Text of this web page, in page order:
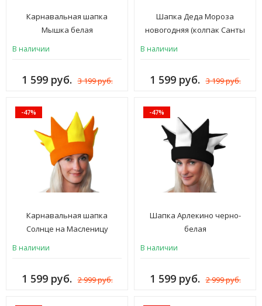
Карнавальная шапка
Мышка белая
В наличии
1 599 руб. 3 199 руб.
Шапка Деда Мороза
новогодняя (колпак Санты
В наличии
1 599 руб. 3 199 руб.
-47%
Карнавальная шапка
Солнце на Масленицу
В наличии
1 599 руб. 2 999 руб.
-47%
Шапка Арлекино черно-
белая
В наличии
1 599 руб. 2 999 руб.